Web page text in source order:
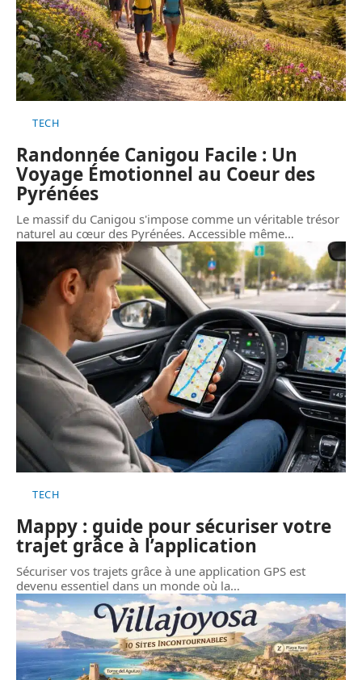
TECH
Randonnée Canigou Facile : Un
Voyage Émotionnel au Coeur des
Pyrénées
Le massif du Canigou s'impose comme un véritable trésor
naturel au cœur des Pyrénées. Accessible même…
TECH
Mappy : guide pour sécuriser votre
trajet grâce à l’application
Sécuriser vos trajets grâce à une application GPS est
devenu essentiel dans un monde où la…